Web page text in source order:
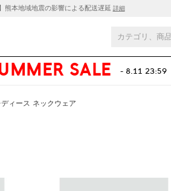
熊本地域地震の影響による配送遅延 詳細
SALE - 8.11 23:59
ディース ネックウェア